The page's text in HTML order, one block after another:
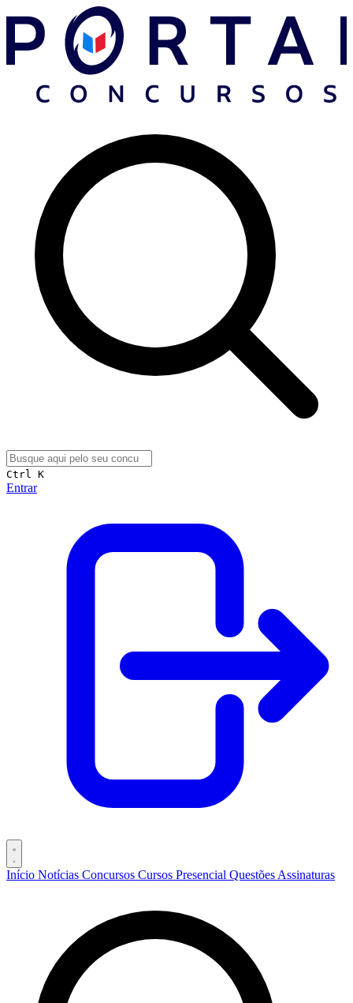
Ctrl K
Entrar
Início Notícias Concursos Cursos Presencial Questões Assinaturas